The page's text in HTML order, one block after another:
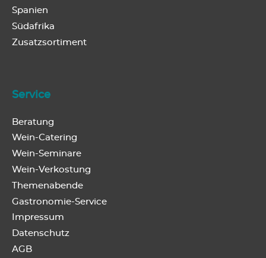
Spanien
Südafrika
Zusatzsortiment
Service
Beratung
Wein-Catering
Wein-Seminare
Wein-Verkostung
Themenabende
Gastronomie-Service
Impressum
Datenschutz
AGB